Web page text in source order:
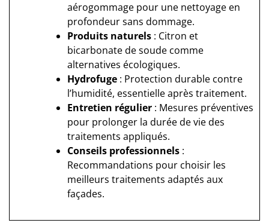
aérogommage pour une nettoyage en
profondeur sans dommage.
Produits naturels : Citron et
bicarbonate de soude comme
alternatives écologiques.
Hydrofuge : Protection durable contre
l’humidité, essentielle après traitement.
Entretien régulier : Mesures préventives
pour prolonger la durée de vie des
traitements appliqués.
Conseils professionnels :
Recommandations pour choisir les
meilleurs traitements adaptés aux
façades.